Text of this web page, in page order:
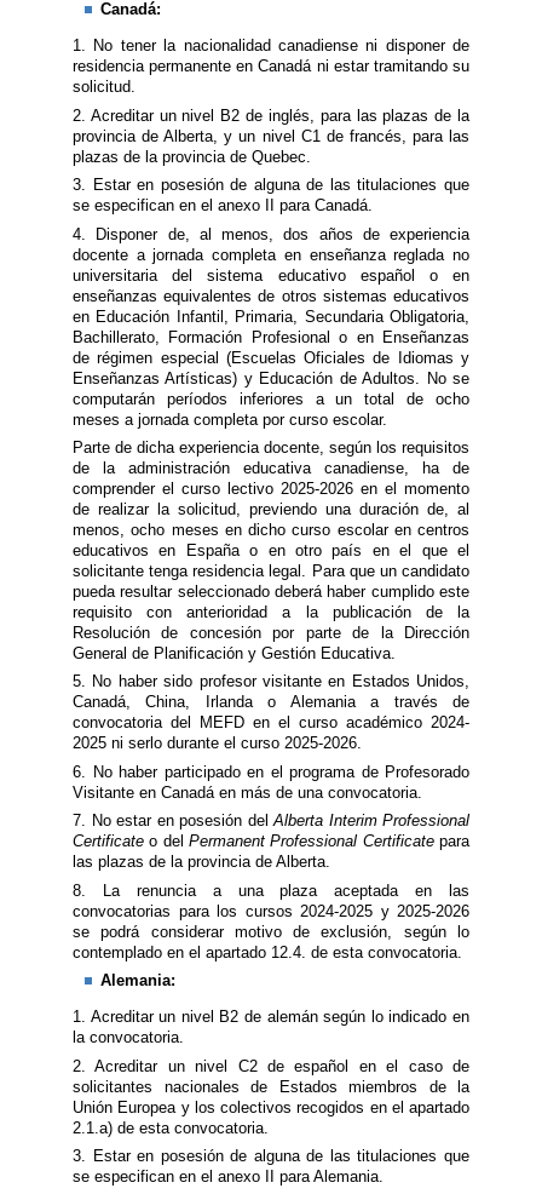
Canadá:
1. No tener la nacionalidad canadiense ni disponer de
residencia permanente en Canadá ni estar tramitando su
solicitud.
2. Acreditar un nivel B2 de inglés, para las plazas de la
provincia de Alberta, y un nivel C1 de francés, para las
plazas de la provincia de Quebec.
3. Estar en posesión de alguna de las titulaciones que
se especifican en el anexo II para Canadá.
4. Disponer de, al menos, dos años de experiencia
docente a jornada completa en enseñanza reglada no
universitaria del sistema educativo español o en
enseñanzas equivalentes de otros sistemas educativos
en Educación Infantil, Primaria, Secundaria Obligatoria,
Bachillerato, Formación Profesional o en Enseñanzas
de régimen especial (Escuelas Oficiales de Idiomas y
Enseñanzas Artísticas) y Educación de Adultos. No se
computarán períodos inferiores a un total de ocho
meses a jornada completa por curso escolar.
Parte de dicha experiencia docente, según los requisitos
de la administración educativa canadiense, ha de
comprender el curso lectivo 2025-2026 en el momento
de realizar la solicitud, previendo una duración de, al
menos, ocho meses en dicho curso escolar en centros
educativos en España o en otro país en el que el
solicitante tenga residencia legal. Para que un candidato
pueda resultar seleccionado deberá haber cumplido este
requisito con anterioridad a la publicación de la
Resolución de concesión por parte de la Dirección
General de Planificación y Gestión Educativa.
5. No haber sido profesor visitante en Estados Unidos,
Canadá, China, Irlanda o Alemania a través de
convocatoria del MEFD en el curso académico 2024-
2025 ni serlo durante el curso 2025-2026.
6. No haber participado en el programa de Profesorado
Visitante en Canadá en más de una convocatoria.
7. No estar en posesión delAlberta Interim Professional
Certificate o del Permanent Professional Certificatepara
las plazas de la provincia de Alberta.
8. La renuncia a una plaza aceptada en las
convocatorias para los cursos 2024-2025 y 2025-2026
se podrá considerar motivo de exclusión, según lo
contemplado en el apartado 12.4. de esta convocatoria.
​Alemania:
1. Acreditar un nivel B2 de alemán según lo indicado en
la convocatoria.
2. Acreditar un nivel C2 de español en el caso de
solicitantes nacionales de Estados miembros de la
Unión Europea y los colectivos recogidos en el apartado
2.1.a) de esta convocatoria.
3. Estar en posesión de alguna de las titulaciones que
se especifican en el anexo II para Alemania.